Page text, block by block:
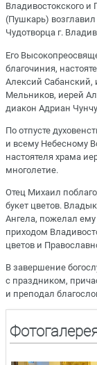
Владивостокского
(Пушкарь)
Чудотворца г.
Его
благочиния,
Алексий Сабанский,
Мельников, иерей
диакон Адриан
По отпусте
и всему Небесному
настоятеля храма
многолетие.
Отец Михаил
букет цветов.
Ангела, пожелал
приходом
цветов и
В завершение
с праздником,
и преподал